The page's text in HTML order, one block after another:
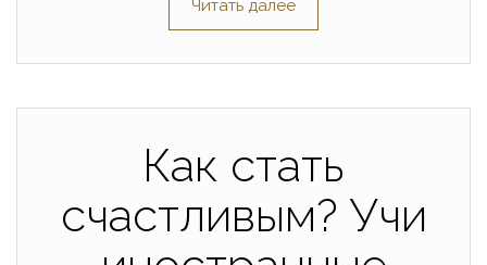
Читать далее
Как стать
счастливым? Учи